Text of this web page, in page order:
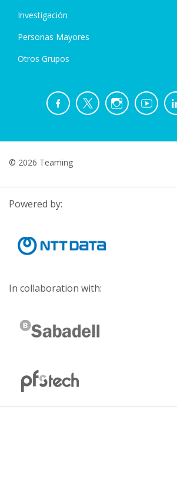
Investigación
Personas Mayores
Otros Grupos
© 2026 Teaming
Powered by:
In collaboration with: